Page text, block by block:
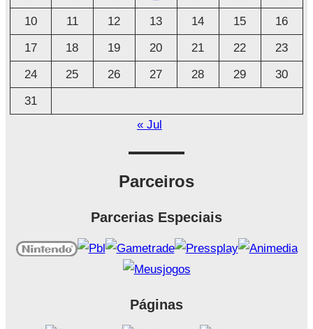
o
10
11 12 13 14 15
16
17
18 19 20 21 22
23
24
25 26 27 28 29
30
31
« Jul
Parceiros
Parcerias Especiais
Páginas